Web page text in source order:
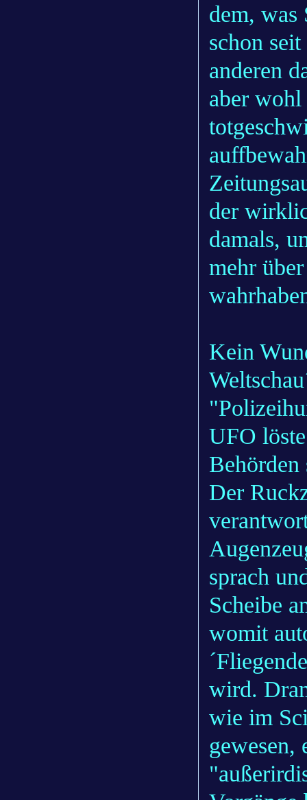
dem, was
schon
anderen
aber wohl
der
damals,
mehr
Kein
UFO
Der
sprach
Scheibe
womit
wird.
wie im
gewesen,